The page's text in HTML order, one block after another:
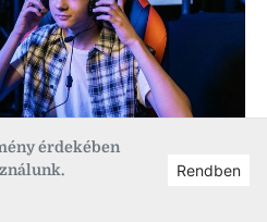
érdekében
Rendben
nem csak gamerek